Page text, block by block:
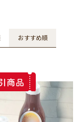
おすすめ順